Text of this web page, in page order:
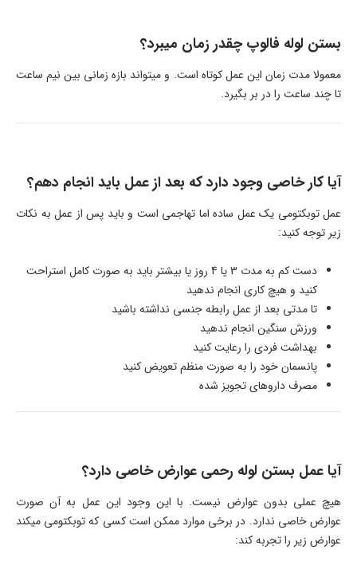
بستن لوله فالوپ چقدر زمان میبرد؟
معمولا مدت زمان این عمل کوتاه است. و میتواند بازه زمانی بین نیم ساعت
تا چند ساعت را در بر بگیرد.
آیا کار خاصی وجود دارد که بعد از عمل باید انجام دهم؟
عمل توبکتومی یک عمل ساده اما تهاجمی است و باید پس از عمل به نکات
زیر توجه کنید:
دست کم به مدت 3 یا 4 روز یا بیشتر باید به صورت کامل استراحت
کنید و هیچ کاری انجام ندهید
تا مدتی بعد از عمل رابطه جنسی نداشته باشید
ورزش سنگین انجام ندهید
بهداشت فردی را رعایت کنید
پانسمان خود را به صورت منظم تعویض کنید
مصرف داروهای تجویز شده
آیا عمل بستن لوله رحمی عوارض خاصی دارد؟
هیچ عملی بدون عوارض نیست. با این وجود این عمل به آن صورت
عوارض خاصی ندارد. در برخی موارد ممکن است کسی که توبکتومی میکند
عوارض زیر را تجربه کند: